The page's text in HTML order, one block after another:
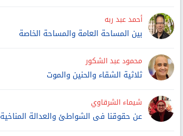
أحمد عبد ربه
بين المساحة العامة والمساحة الخاصة
محمود عبد الشكور
ثلاثية الشقاء والحنين والموت
شيماء الشرقاوي
عن حقوقنا فى الشواطئ والعدالة المناخية